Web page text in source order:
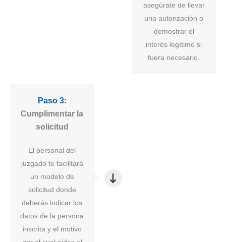
asegúrate de llevar
una autorización o
demostrar el
interés legítimo si
fuera necesario.
Paso 3:
Cumplimentar la
solicitud
El personal del
juzgado te facilitará
un modelo de
solicitud donde
deberás indicar los
datos de la persona
inscrita y el motivo